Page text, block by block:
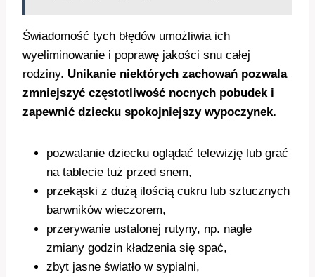
Świadomość tych błędów umożliwia ich
wyeliminowanie i poprawę jakości snu całej
rodziny. Unikanie niektórych zachowań pozwala
zmniejszyć częstotliwość nocnych pobudek i
zapewnić dziecku spokojniejszy wypoczynek.
pozwalanie dziecku oglądać telewizję lub grać
na tablecie tuż przed snem,
przekąski z dużą ilością cukru lub sztucznych
barwników wieczorem,
przerywanie ustalonej rutyny, np. nagłe
zmiany godzin kładzenia się spać,
zbyt jasne światło w sypialni,